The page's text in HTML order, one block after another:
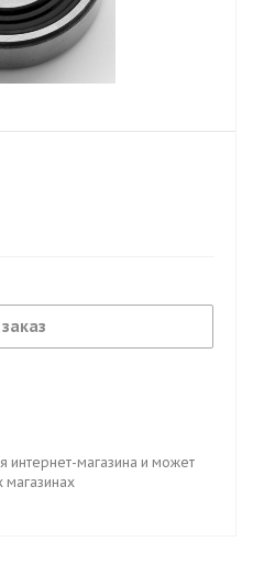
интернет-магазина и может
магазинах